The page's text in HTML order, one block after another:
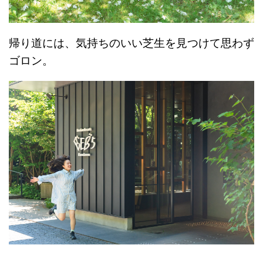
帰り道には、気持ちのいい芝生を見つけて思わず
ゴロン。